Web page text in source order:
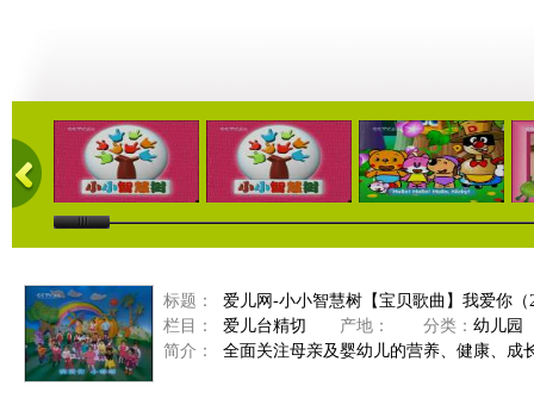
21:58 01:43 02:58
标题：
爱儿网-小小智慧树【宝贝歌曲】我爱你（
栏目：
爱儿台精切 产地： 分类： 幼儿园
简介：
全面关注母亲及婴幼儿的营养、健康、成